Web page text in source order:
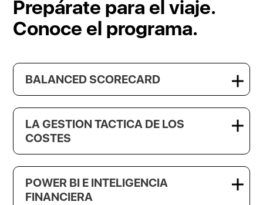
Prepárate para el viaje.
Conoce el programa.
BALANCED SCORECARD
LA GESTION TACTICA DE LOS
COSTES
POWER BI E INTELIGENCIA
FINANCIERA